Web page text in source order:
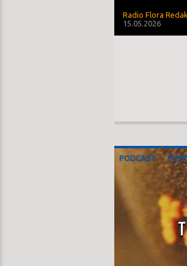
Radio Flora
15.05.2026
PODCAST